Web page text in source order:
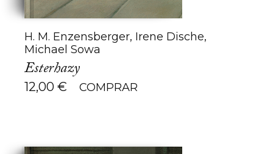
H. M. Enzensberger, Irene Dische,
Michael Sowa
Esterhazy
12,00 € COMPRAR